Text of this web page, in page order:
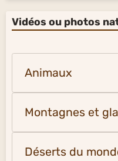
Vidéos ou photos
Animaux
Montagnes et
Déserts du